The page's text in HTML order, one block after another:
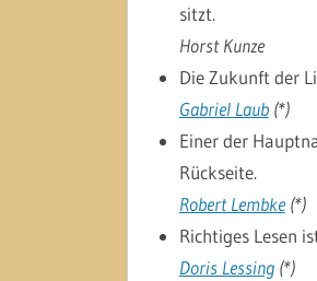
sitzt.
Horst Kunze
Die Zukunft der
Gabriel Laub(*)
Einer der
Rückseite.
Robert Lembke(*)
Richtiges Lesen
Doris Lessing(*)